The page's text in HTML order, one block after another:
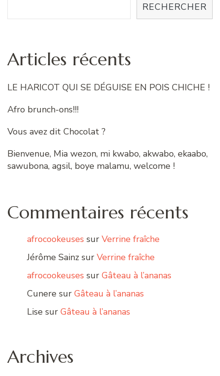
RECHERCHER
Articles récents
LE HARICOT QUI SE DÉGUISE EN POIS CHICHE !
Afro brunch-ons!!!
Vous avez dit Chocolat ?
Bienvenue, Mia wezon, mi kwabo, akwabo, ekaabo,
sawubona, agsil, boye malamu, welcome !
Commentaires récents
afrocookeuses sur Verrine fraîche
Jérôme Sainz sur Verrine fraîche
afrocookeuses sur Gâteau à l’ananas
Cunere sur Gâteau à l’ananas
Lise sur Gâteau à l’ananas
Archives